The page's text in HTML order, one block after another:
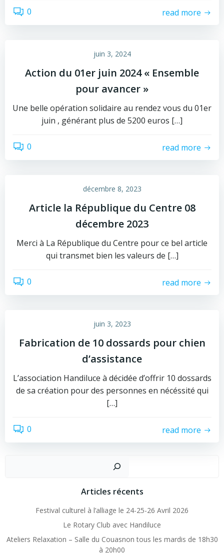
0 read more
juin 3, 2024
Action du 01er juin 2024 « Ensemble
pour avancer »
Une belle opération solidaire au rendez vous du 01er
juin , générant plus de 5200 euros […]
0 read more
décembre 8, 2023
Article la République du Centre 08
décembre 2023
Merci à La République du Centre pour ce bel article
qui transmet bien les valeurs de […]
0 read more
juin 3, 2023
Fabrication de 10 dossards pour chien
d’assistance
L’association Handiluce à décidée d’offrir 10 dossards
de sa création pour des personnes en nécéssité qui
[…]
0 read more
Articles récents
Festival culturel à l’alliage le 24-25-26 Avril 2026
Le Rotary Club avec Handiluce
Ateliers Relaxation – Salle du Couasnon tous les mardis de 18h30
à 20h00